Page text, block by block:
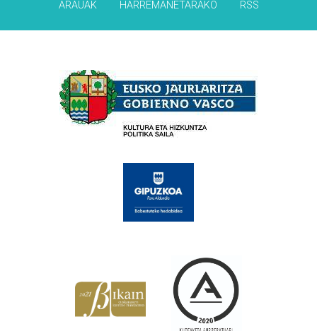
ARAUAK HARREMANETARAKO RSS